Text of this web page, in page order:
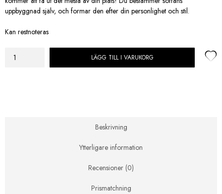
uppbyggnad själv, och formar den efter din personlighet och stil.
Kan restnoteras
Artwood
LÄGG TILL I VARUKORG
Beskrivning
Ytterligare information
Recensioner (0)
Prismatchning